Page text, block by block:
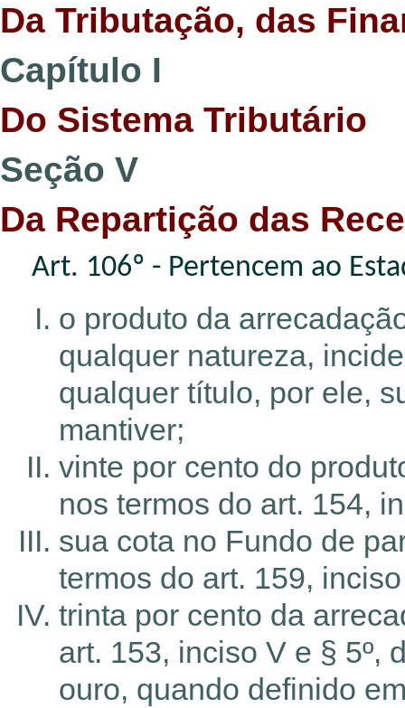
Da Tributação, das
Capítulo I
Do Sistema Tributário
Seção V
Da Repartição das
Art. 106º - Pertencem ao
o produto da
qualquer natureza,
qualquer título, por ele,
mantiver;
vinte por cento do
nos termos do art. 154,
sua cota no Fundo de
termos do art. 159,
trinta por cento da
art. 153, inciso V e § 5º,
ouro, quando definido